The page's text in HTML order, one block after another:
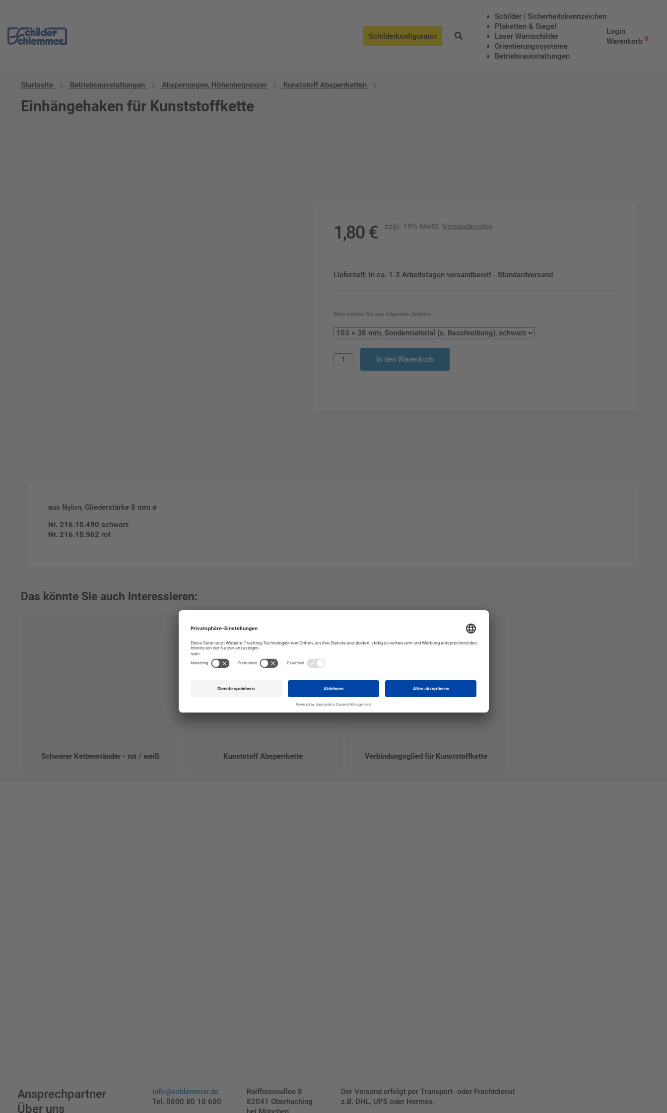
Schilderkonfigurator
Schilder | Sicherheitskennzeichen
Plaketten & Siegel
Laser Warnschilder
Orientierungssysteme
Betriebs­aus­stattungen
Login
Warenkorb 0
Startseite Betriebs­aus­stattungen Absperrungen, Höhenbegrenzer Kunststoff Absperrketten
Einhängehaken für Kunststoffkette
1,80 € zzgl. 19% MwSt.Versandkosten
Lieferzeit: in ca. 1-3 Arbeitstagen versandbereit - Standardversand
Bitte wählen Sie aus folgenden Artikeln
In den Warenkorb
aus Nylon, Gliederstärke 8 mm ø
Nr. 216.10.490 schwarz
Nr. 216.10.962 rot
Das könnte Sie auch interessieren:
Schwerer Kettenständer - rot / weiß Kunststoff Absperrkette Verbindungsglied für Kunststoffkette
Ansprechpartner
Über uns
info@schlemmer.de
Tel. 0800 80 10 600
Raiffeisenallee 8
82041 Oberhaching
Der Versand erfolgt per Transport- oder Frachtdienst
z.B. DHL, UPS oder Hermes.